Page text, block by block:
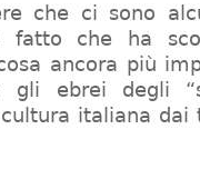
che ci sono
fatto che ha
ancora più
gli ebrei degli
italiana dai